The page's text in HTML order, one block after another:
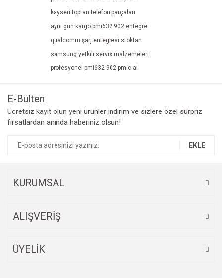
kayseri toptan telefon parçaları
aynı gün kargo pmi632 902 entegre
qualcomm şarj entegresi stoktan
samsung yetkili servis malzemeleri
profesyonel pmi632 902 pmic al
E-Bülten
Ücretsiz kayıt olun yeni ürünler indirim ve sizlere özel sürpriz
fırsatlardan anında haberiniz olsun!
EKLE
KURUMSAL
ALIŞVERİŞ
ÜYELİK